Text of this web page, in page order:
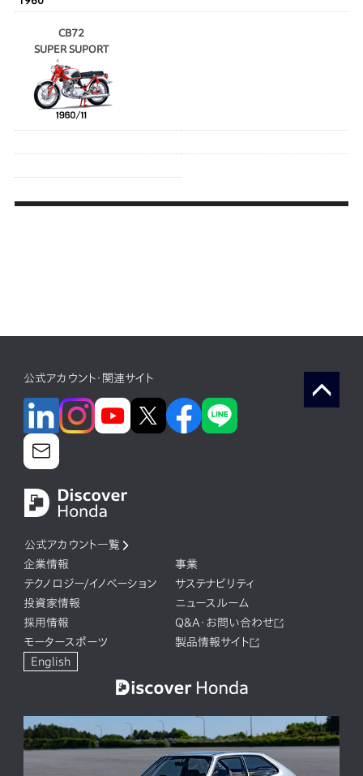
CB72
SUPER SUPORT
公式アカウント・関連サイト
公式アカウント一覧
企業情報
事業
テクノロジー/イノベーション
サステナビリティ
投資家情報
ニュースルーム
採用情報
Q&A・お問い合わせ
モータースポーツ
製品情報サイト
English